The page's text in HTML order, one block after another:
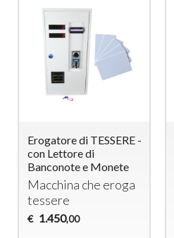
Erogatore di TESSERE -
con Lettore di
Banconote e Monete
Macchina che eroga
tessere
€ 1.450,00